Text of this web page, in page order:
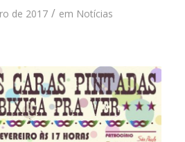
de 2017 / em Notícias